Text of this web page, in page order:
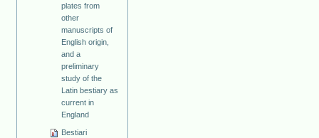
plates from
other
manuscripts of
English origin,
and a
preliminary
study of the
Latin bestiary as
current in
England
Bestiari